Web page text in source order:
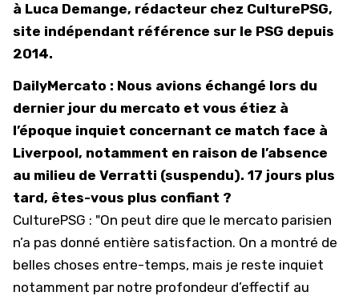
à Luca Demange, rédacteur chez CulturePSG,
site indépendant référence sur le PSG depuis
2014.
DailyMercato : Nous avions échangé lors du
dernier jour du mercato et vous étiez à
l’époque inquiet concernant ce match face à
Liverpool, notamment en raison de l’absence
au milieu de Verratti (suspendu). 17 jours plus
tard, êtes-vous plus confiant ?
CulturePSG : "On peut dire que le mercato parisien
n’a pas donné entière satisfaction. On a montré de
belles choses entre-temps, mais je reste inquiet
notamment par notre profondeur d’effectif au